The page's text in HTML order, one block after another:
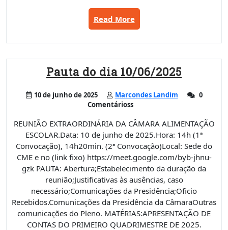
Read More“Pauta
do
dia
Pauta do dia 10/06/2025
10 de junho de 2025 Marcondes Landim
0
Comentárioss
REUNIÃO EXTRAORDINÁRIA DA CÂMARA ALIMENTAÇÃO
ESCOLAR.Data: 10 de junho de 2025.Hora: 14h (1ª
Convocação), 14h20min. (2ª Convocação)Local: Sede do
CME e no (link fixo) https://meet.google.com/byb-jhnu-
gzk PAUTA: Abertura;Estabelecimento da duração da
reunião;Justificativas às ausências, caso
necessário;Comunicações da Presidência;Oficio
Recebidos.Comunicações da Presidência da CâmaraOutras
comunicações do Pleno. MATÉRIAS:APRESENTAÇÃO DE
CONTAS DO PRIMEIRO QUADRIMESTRE DE 2025.